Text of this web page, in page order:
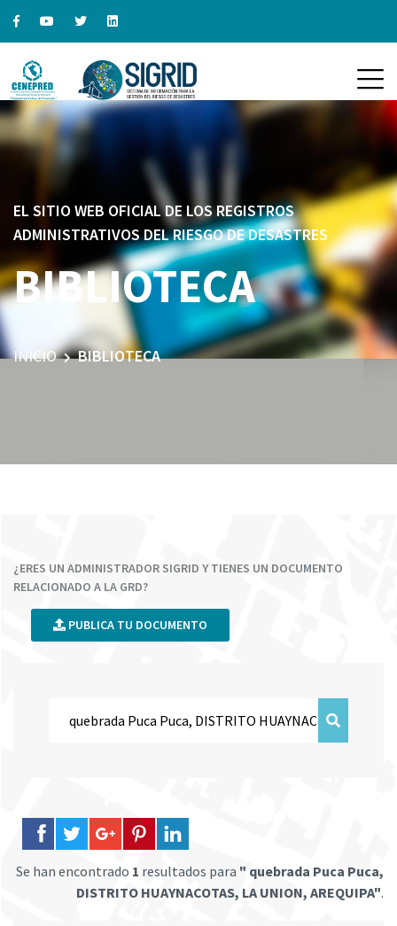
EL SITIO WEB OFICIAL DE LOS REGISTROS
ADMINISTRATIVOS DEL RIESGO DE DESASTRES
BIBLIOTECA
INICIO BIBLIOTECA
¿ERES UN ADMINISTRADOR SIGRID Y TIENES UN DOCUMENTO
RELACIONADO A LA GRD?
PUBLICA TU DOCUMENTO
Se han encontrado 1 resultados para " quebrada Puca Puca,
DISTRITO HUAYNACOTAS, LA UNION, AREQUIPA".